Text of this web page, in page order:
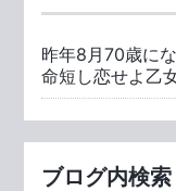
昨年8月70歳に
命短し恋せよ乙
ブログ内検索